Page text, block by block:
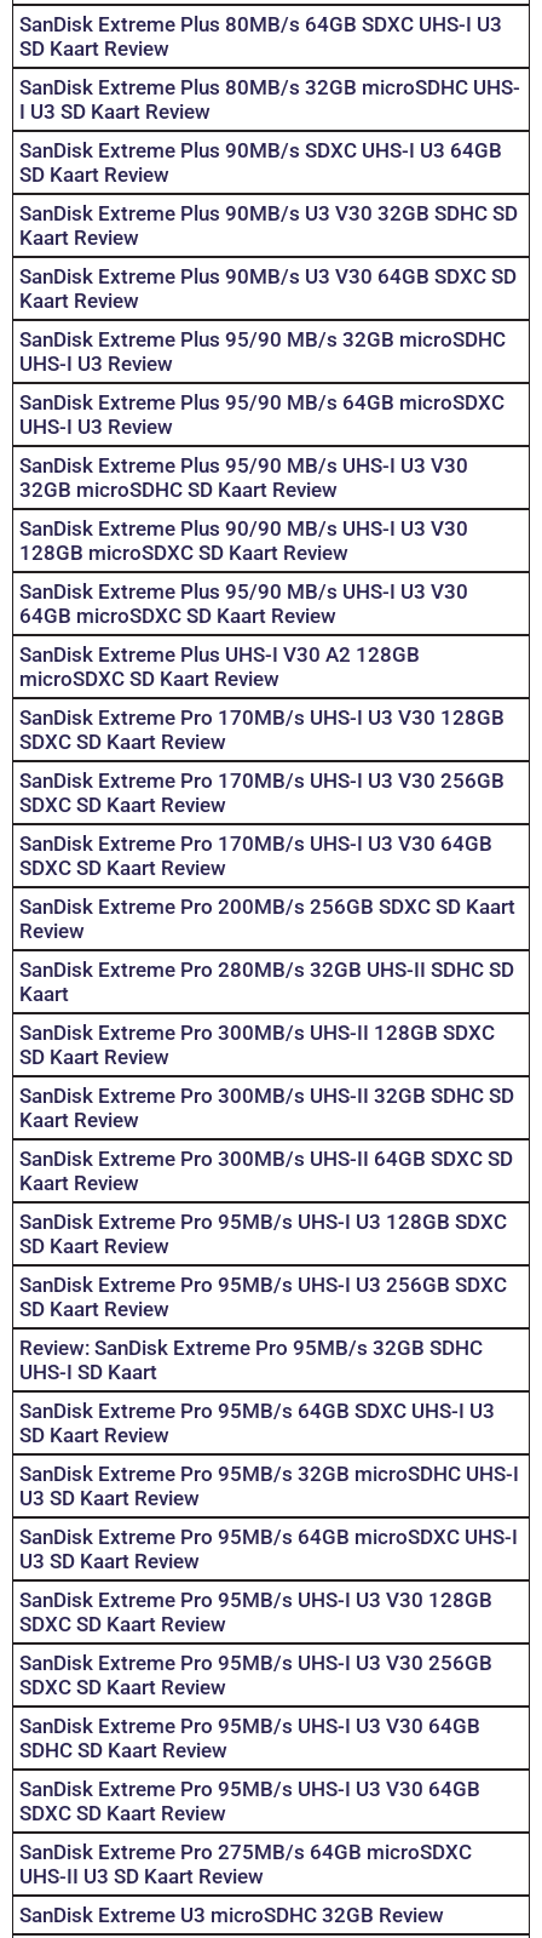
SanDisk Extreme Plus 80MB/s 64GB SDXC UHS-I U3
SD Kaart Review
SanDisk Extreme Plus 80MB/s 32GB microSDHC UHS-
I U3 SD Kaart Review
SanDisk Extreme Plus 90MB/s SDXC UHS-I U3 64GB
SD Kaart Review
SanDisk Extreme Plus 90MB/s U3 V30 32GB SDHC SD
Kaart Review
SanDisk Extreme Plus 90MB/s U3 V30 64GB SDXC SD
Kaart Review
SanDisk Extreme Plus 95/90 MB/s 32GB microSDHC
UHS-I U3 Review
SanDisk Extreme Plus 95/90 MB/s 64GB microSDXC
UHS-I U3 Review
SanDisk Extreme Plus 95/90 MB/s UHS-I U3 V30
32GB microSDHC SD Kaart Review
SanDisk Extreme Plus 90/90 MB/s UHS-I U3 V30
128GB microSDXC SD Kaart Review
SanDisk Extreme Plus 95/90 MB/s UHS-I U3 V30
64GB microSDXC SD Kaart Review
SanDisk Extreme Plus UHS-I V30 A2 128GB
microSDXC SD Kaart Review
SanDisk Extreme Pro 170MB/s UHS-I U3 V30 128GB
SDXC SD Kaart Review
SanDisk Extreme Pro 170MB/s UHS-I U3 V30 256GB
SDXC SD Kaart Review
SanDisk Extreme Pro 170MB/s UHS-I U3 V30 64GB
SDXC SD Kaart Review
SanDisk Extreme Pro 200MB/s 256GB SDXC SD Kaart
Review
SanDisk Extreme Pro 280MB/s 32GB UHS-II SDHC SD
Kaart
SanDisk Extreme Pro 300MB/s UHS-II 128GB SDXC
SD Kaart Review
SanDisk Extreme Pro 300MB/s UHS-II 32GB SDHC SD
Kaart Review
SanDisk Extreme Pro 300MB/s UHS-II 64GB SDXC SD
Kaart Review
SanDisk Extreme Pro 95MB/s UHS-I U3 128GB SDXC
SD Kaart Review
SanDisk Extreme Pro 95MB/s UHS-I U3 256GB SDXC
SD Kaart Review
Review: SanDisk Extreme Pro 95MB/s 32GB SDHC
UHS-I SD Kaart
SanDisk Extreme Pro 95MB/s 64GB SDXC UHS-I U3
SD Kaart Review
SanDisk Extreme Pro 95MB/s 32GB microSDHC UHS-I
U3 SD Kaart Review
SanDisk Extreme Pro 95MB/s 64GB microSDXC UHS-I
U3 SD Kaart Review
SanDisk Extreme Pro 95MB/s UHS-I U3 V30 128GB
SDXC SD Kaart Review
SanDisk Extreme Pro 95MB/s UHS-I U3 V30 256GB
SDXC SD Kaart Review
SanDisk Extreme Pro 95MB/s UHS-I U3 V30 64GB
SDHC SD Kaart Review
SanDisk Extreme Pro 95MB/s UHS-I U3 V30 64GB
SDXC SD Kaart Review
SanDisk Extreme Pro 275MB/s 64GB microSDXC
UHS-II U3 SD Kaart Review
SanDisk Extreme U3 microSDHC 32GB Review